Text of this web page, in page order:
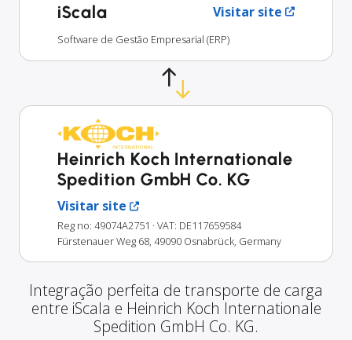
iScala Visitar site
Software de Gestão Empresarial (ERP)
Heinrich Koch Internationale
Spedition GmbH Co. KG
Visitar site
Reg no: 49074A2751 · VAT: DE117659584
Fürstenauer Weg 68, 49090 Osnabrück, Germany
Integração perfeita de transporte de carga
entre iScala e Heinrich Koch Internationale
Spedition GmbH Co. KG.